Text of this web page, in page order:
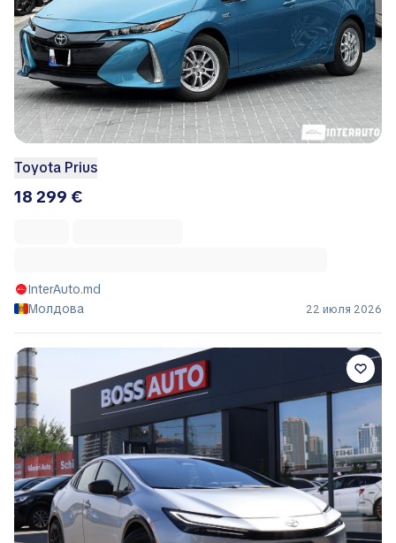
Toyota Prius
18 299 €
InterAuto.md
Молдова
22 июля 2026